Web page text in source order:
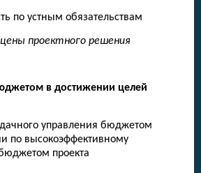
по устным обязательствам
проектного решения
в достижении целей
управления бюджетом
по высокоэффективному
проекта